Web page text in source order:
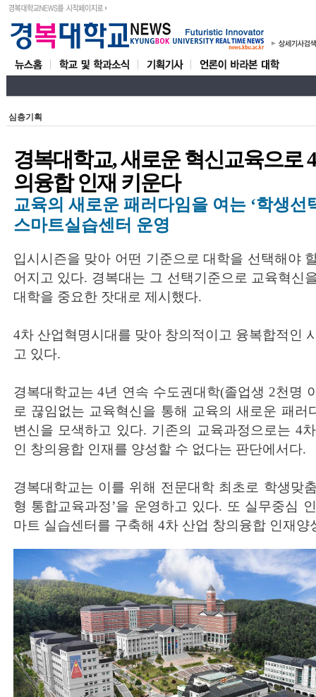
심층기획
경복대학교, 새로운 혁신교육으로
의융합 인재 키운다
교육의 새로운 패러다임을 여는 ‘학생선
스마트실습센터 운영
입시시즌을 맞아 어떤 기준으로 대학을 선택해야
어지고 있다. 경복대는 그 선택기준으로 교육혁신
대학을 중요한 잣대로 제시했다.
4차 산업혁명시대를 맞아 창의적이고 융복합적인
고 있다.
경복대학교는 4년 연속 수도권대학(졸업생 2천명
로 끊임없는 교육혁신을 통해 교육의 새로운 패러
변신을 모색하고 있다. 기존의 교육과정으로는 4
인 창의융합 인재를 양성할 수 없다는 판단에서다.
경복대학교는 이를 위해 전문대학 최초로 학생맞
형 통합교육과정’을 운영하고 있다. 또 실무중심
마트 실습센터를 구축해 4차 산업 창의융합 인재양